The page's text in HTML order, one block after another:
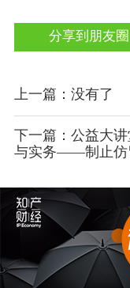
分享到朋友圈
上一篇：没有了
下一篇：公益大
与实务——制止仿